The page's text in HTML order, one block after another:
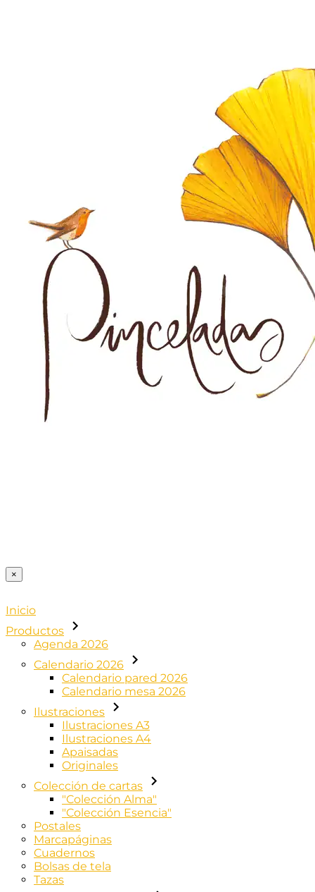
×
Inicio
Productos
Agenda 2026
Calendario 2026
Calendario pared 2026
Calendario mesa 2026
Ilustraciones
Ilustraciones A3
Ilustraciones A4
Apaisadas
Originales
Colección de cartas
"Colección Alma"
"Colección Esencia"
Postales
Marcapáginas
Cuadernos
Bolsas de tela
Tazas